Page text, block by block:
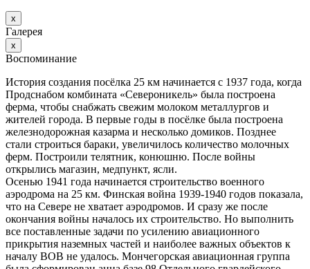
х
Галерея
х
Воспоминание
История создания посёлка 25 км начинается с 1937 года, когда
Продснабом комбината «Североникель» была построена
ферма, чтобы снабжать свежим молоком металлургов и
жителей города. В первые годы в посёлке была построена
железнодорожная казарма и несколько домиков. Позднее
стали строиться бараки, увеличилось количество молочных
ферм. Построили телятник, конюшню. После войны
открылись магазин, медпункт, ясли.
Осенью 1941 года начинается строительство военного
аэродрома на 25 км. Финская война 1939-1940 годов показала,
что на Севере не хватает аэродромов. И сразу же после
окончания войны началось их строительство. Но выполнить
все поставленные задачи по усилению авиационного
прикрытия наземных частей и наиболее важных объектов к
началу ВОВ не удалось. Мончегорская авиационная группа